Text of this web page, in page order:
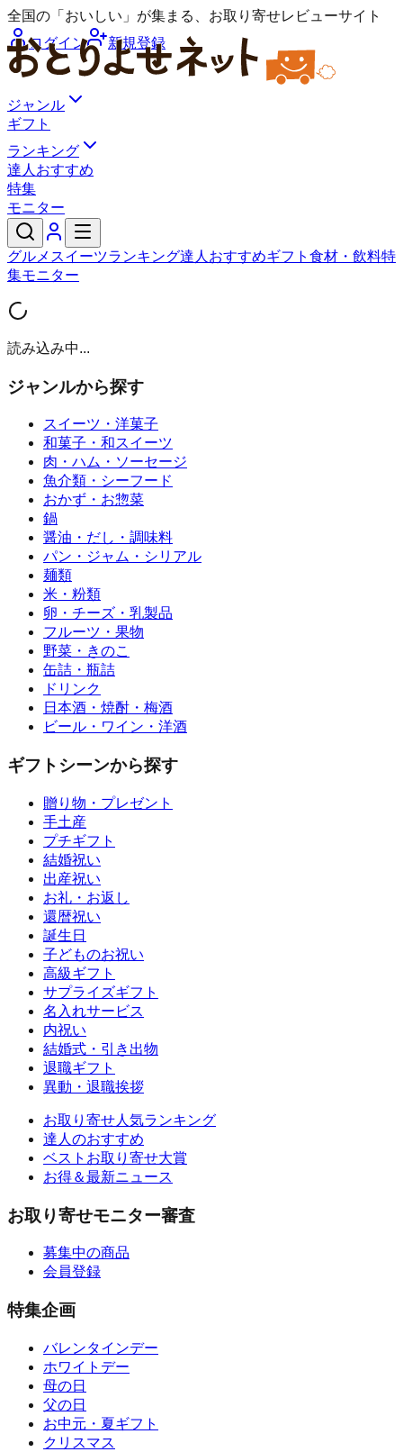
全国の「おいしい」が集まる、お取り寄せレビューサイト
ログイン
新規登録
ジャンル
ギフト
ランキング
達人おすすめ
特集
モニター
グルメ スイーツランキング達人おすすめギフト 食材・飲料特
集モニター
読み込み中...
ジャンルから探す
スイーツ・洋菓子
和菓子・和スイーツ
肉・ハム・ソーセージ
魚介類・シーフード
おかず・お惣菜
鍋
醤油・だし・調味料
パン・ジャム・シリアル
麺類
米・粉類
卵・チーズ・乳製品
フルーツ・果物
野菜・きのこ
缶詰・瓶詰
ドリンク
日本酒・焼酎・梅酒
ビール・ワイン・洋酒
ギフトシーンから探す
贈り物・プレゼント
手土産
プチギフト
結婚祝い
出産祝い
お礼・お返し
還暦祝い
誕生日
子どものお祝い
高級ギフト
サプライズギフト
名入れサービス
内祝い
結婚式・引き出物
退職ギフト
異動・退職挨拶
お取り寄せ人気ランキング
達人のおすすめ
ベストお取り寄せ大賞
お得＆最新ニュース
お取り寄せモニター審査
募集中の商品
会員登録
特集企画
バレンタインデー
ホワイトデー
母の日
父の日
お中元・夏ギフト
クリスマス